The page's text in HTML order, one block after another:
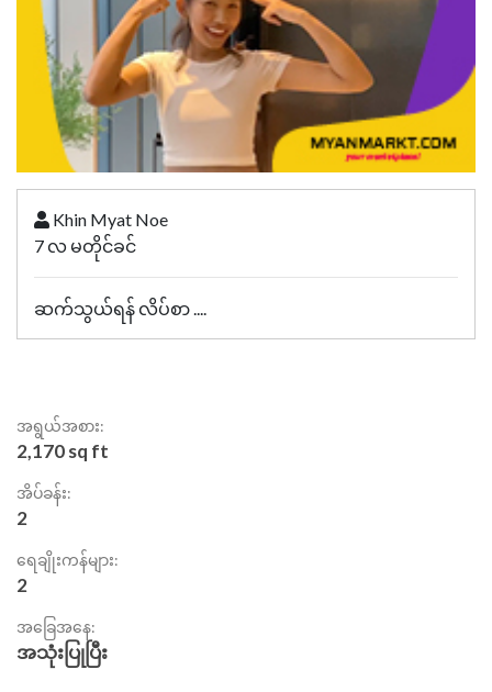
Khin Myat Noe
7 လ မတိုင်ခင်
ဆက်သွယ်ရန် လိပ်စာ ....
အရွယ်အစား:
2,170 sq ft
အိပ်ခန်း:
2
ရေချိုးကန်များ:
2
အခြေအနေ:
အသုံးပြုပြီး